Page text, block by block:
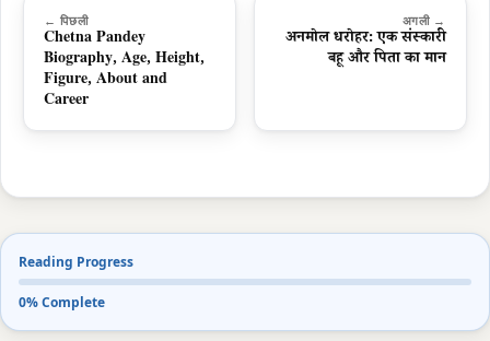
← पिछली
Chetna Pandey
Biography, Age, Height,
Figure, About and
Career
अगली →
अनमोल धरोहर: एक संस्कारी
बहू और पिता का मान
Reading Progress
0% Complete